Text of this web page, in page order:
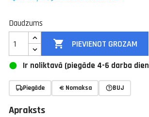
Daudzums
 PIEVIENOT GROZAM
Ir noliktavā (piegāde 4-6 darba
Piegāde Nomaksa BUJ
Apraksts